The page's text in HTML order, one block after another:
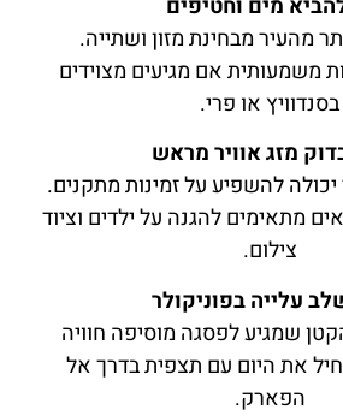
מים וחטיפים
מהעיר מבחינת מזון ושתייה.
משמעותית אם מגיעים מצוידים
בסנדוויץ או פרי.
מזג אוויר מראש
להשפיע על זמינות מתקנים.
מתאימים להגנה על ילדים וציוד
צילום.
עלייה בפוניקולר
שמגיע לפסגה מוסיפה חוויה
את היום עם תצפית בדרך אל
הפארק.